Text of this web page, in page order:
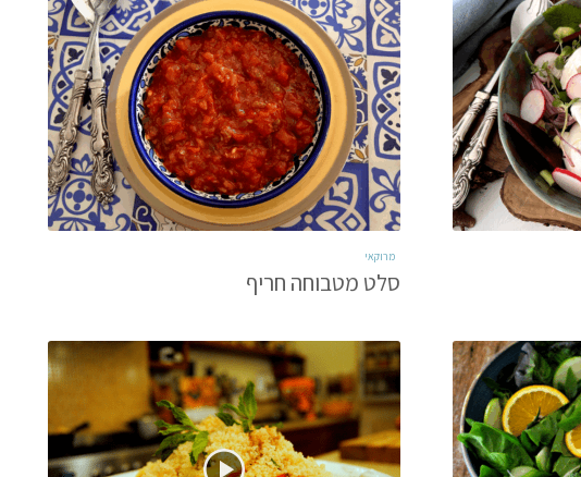
מרוקאי
סלט מטבוחה חריף